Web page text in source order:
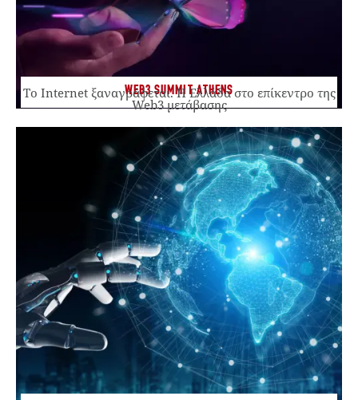
WEB3 SUMMIT ATHENS
Το Internet ξαναγράφεται. Η Ελλάδα στο επίκεντρο της
Web3 μετάβασης